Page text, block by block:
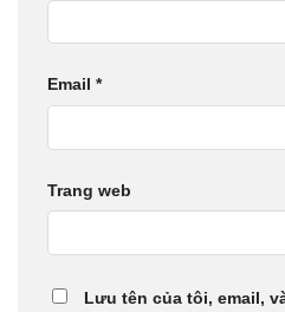
Email *
Trang web
Lưu tên của tôi, email,